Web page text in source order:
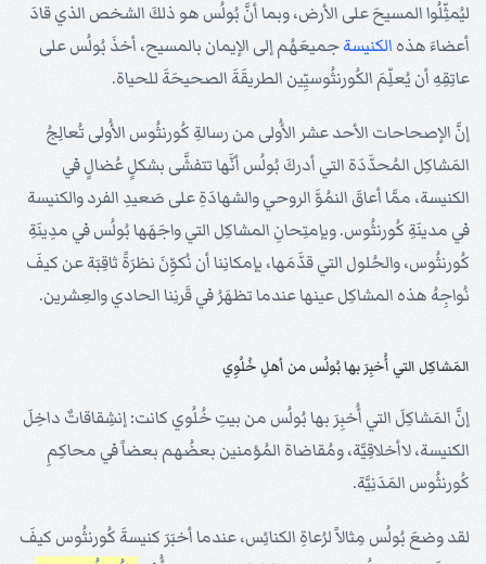
ليُمثِّلُوا المسيحَ على الأرض، وبما أنَّ بُولُس هو ذلكَ الشخص الذي قادَ
أعضاءَ هذه الكنيسةجميعَهُم إلى الإيمان بالمسيح، أخذَ بُولُس على
عاتِقِهِ أن يُعلِّمَ الكُورنثُوسيِّين الطريقَةَ الصحيحَةَ للحياة.
إنَّ الإصحاحات الأحد عشر الأُولى من رسالةِ كُورنثُوس الأُولى تُعالِجُ
المَشاكِل المُحدَّدَة التي أدركَ بُولُس أنَّها تتفشَّى بشكلٍ عُضالٍ في
الكنيسة، ممَّا أعاقَ النمُوَّ الروحي والشهادَةِ على صَعيدِ الفرد والكنيسة
في مدينَةِ كُورنثُوس. وبإمتِحانِ المشاكِل التي واجَهَها بُولُس في مدِينَةِ
كُورنثُوس، والحُلول التي قدَّمَها، بإمكانِنا أن نُكوِّنَ نظرَةً ثاقِبَة عن كيفَ
نُواجِهُ هذه المشاكِل عينها عندما تظهَرُ في قَرنِنا الحادي والعِشرين.
المَشاكِل التي أُخبِرَ بها بُولُس من أهلِ خُلُوِي
إنَّ المَشاكِلَ التي أُخبِرَ بها بُولُس من بيتِ خُلُوي كانت: إنشِقاقاتٌ داخِلَ
الكنيسة، لاأخلاقِيَّة، ومُقاضاة المُؤمنين بعضُهم بعضاً في محاكِمِ
كُورنثُوس المَدَنِيَّة.
لقد وضعَ بُولُس مِثالاً لرُعاةِ الكنائِس، عندما أخبَرَ كنيسةَ كُورنثُوس كيفَ